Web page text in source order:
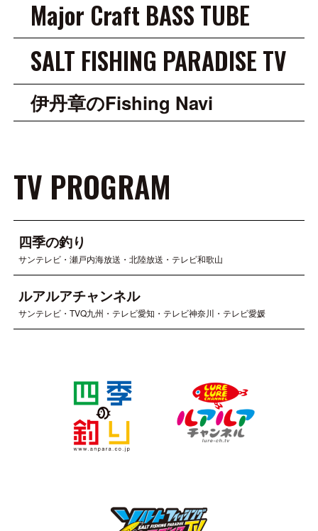
Major Craft BASS TUBE
SALT FISHING PARADISE TV
伊丹章のFishing Navi
TV PROGRAM
四季の釣り
サンテレビ・瀬戸内海放送・北陸放送・テレビ和歌山
ルアルアチャンネル
サンテレビ・TVQ九州・テレビ愛知・テレビ神奈川・テレビ愛媛